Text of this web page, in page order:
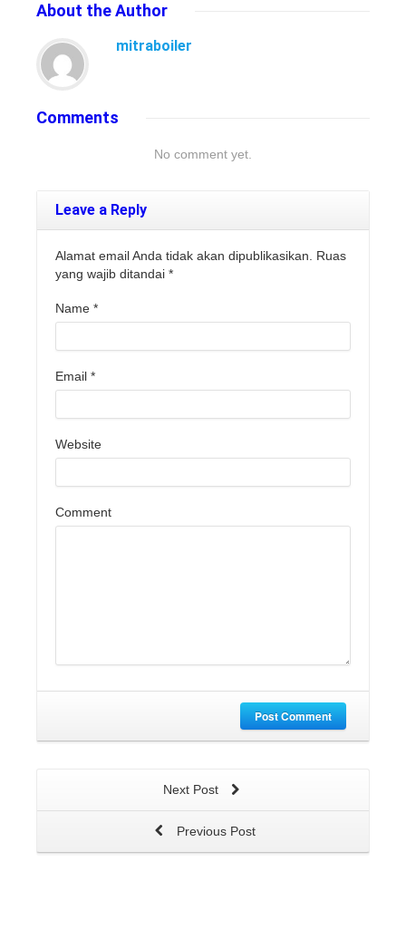
About the Author
mitraboiler
Comments
No comment yet.
Leave a Reply
Alamat email Anda tidak akan dipublikasikan. Ruas
yang wajib ditandai *
Name *
Email *
Website
Comment
Post Comment
Next Post
Previous Post